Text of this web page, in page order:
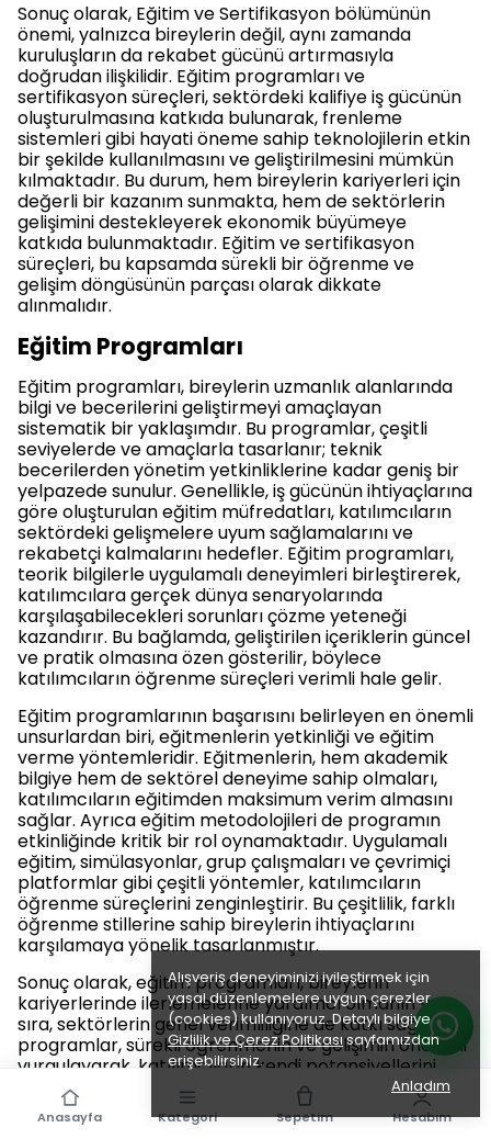
Alışveriş deneyiminizi iyileştirmek için
yasal düzenlemelere uygun çerezler
(cookies) kullanıyoruz. Detaylı bilgiye
Gizlilik ve Çerez Politikasısayfamızdan
erişebilirsiniz.
Anladım
Sonuç olarak, Eğitim ve Sertifikasyon bölümünün
önemi, yalnızca bireylerin değil, aynı zamanda
kuruluşların da rekabet gücünü artırmasıyla
doğrudan ilişkilidir. Eğitim programları ve
sertifikasyon süreçleri, sektördeki kalifiye iş gücünün
oluşturulmasına katkıda bulunarak, frenleme
sistemleri gibi hayati öneme sahip teknolojilerin etkin
bir şekilde kullanılmasını ve geliştirilmesini mümkün
kılmaktadır. Bu durum, hem bireylerin kariyerleri için
değerli bir kazanım sunmakta, hem de sektörlerin
gelişimini destekleyerek ekonomik büyümeye
katkıda bulunmaktadır. Eğitim ve sertifikasyon
süreçleri, bu kapsamda sürekli bir öğrenme ve
gelişim döngüsünün parçası olarak dikkate
alınmalıdır.
Eğitim Programları
Eğitim programları, bireylerin uzmanlık alanlarında
bilgi ve becerilerini geliştirmeyi amaçlayan
sistematik bir yaklaşımdır. Bu programlar, çeşitli
seviyelerde ve amaçlarla tasarlanır; teknik
becerilerden yönetim yetkinliklerine kadar geniş bir
yelpazede sunulur. Genellikle, iş gücünün ihtiyaçlarına
göre oluşturulan eğitim müfredatları, katılımcıların
sektördeki gelişmelere uyum sağlamalarını ve
rekabetçi kalmalarını hedefler. Eğitim programları,
teorik bilgilerle uygulamalı deneyimleri birleştirerek,
katılımcılara gerçek dünya senaryolarında
karşılaşabilecekleri sorunları çözme yeteneği
kazandırır. Bu bağlamda, geliştirilen içeriklerin güncel
ve pratik olmasına özen gösterilir, böylece
katılımcıların öğrenme süreçleri verimli hale gelir.
Eğitim programlarının başarısını belirleyen en önemli
unsurlardan biri, eğitmenlerin yetkinliği ve eğitim
verme yöntemleridir. Eğitmenlerin, hem akademik
bilgiye hem de sektörel deneyime sahip olmaları,
katılımcıların eğitimden maksimum verim almasını
sağlar. Ayrıca eğitim metodolojileri de programın
etkinliğinde kritik bir rol oynamaktadır. Uygulamalı
eğitim, simülasyonlar, grup çalışmaları ve çevrimiçi
platformlar gibi çeşitli yöntemler, katılımcıların
öğrenme süreçlerini zenginleştirir. Bu çeşitlilik, farklı
öğrenme stillerine sahip bireylerin ihtiyaçlarını
karşılamaya yönelik tasarlanmıştır.
Sonuç olarak, eğitim programları, bireylerin
kariyerlerinde ilerlemelerine yardımcı olmanın yanı
sıra, sektörlerin genel verimliliğine de katkı sağlar. Bu
programlar, sürekli öğrenmenin ve gelişimin önemini
vurgulayarak, katılımcıların kendi potansiyellerini
keşfetmelerine olanak tanır. Eğitim, yalnızca bilgi
edinme süreci değil, aynı zamanda kişisel ve mesleki
gelişimin bir parçasıdır. Bu nedenle, eğitim
Anasayfa Kategori Sepetim Hesabım